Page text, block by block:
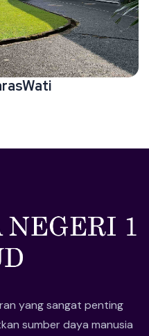
yang sangat penting
sumber daya manusia